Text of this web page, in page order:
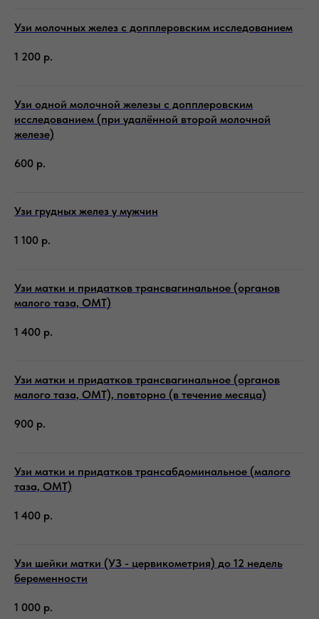
Узи молочных желез с допплеровским исследованием
1 200 р.
Узи одной молочной железы с допплеровским
исследованием (при удалённой второй молочной
железе)
600 р.
Узи грудных желез у мужчин
1 100 р.
Узи матки и придатков трансвагинальное (органов
малого таза, ОМТ)
1 400 р.
Узи матки и придатков трансвагинальное (органов
малого таза, ОМТ), повторно (в течение месяца)
900 р.
Узи матки и придатков трансабдоминальное (малого
таза, ОМТ)
1 400 р.
Узи шейки матки (УЗ - цервикометрия) до 12 недель
беременности
1 000 р.